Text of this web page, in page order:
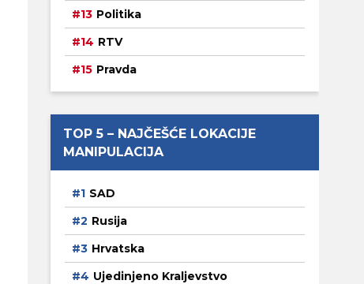
Politika
RTV
Pravda
TOP 5 – NAJČEŠĆE LOKACIJE
MANIPULACIJA
SAD
Rusija
Hrvatska
Ujedinjeno Kraljevstvo